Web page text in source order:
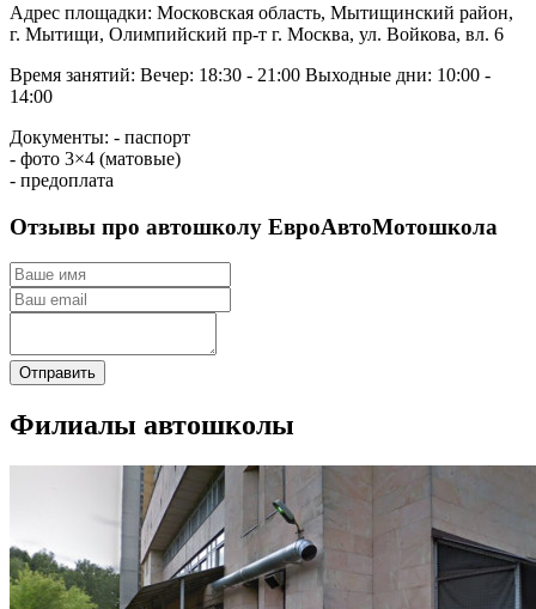
Адрес площадки: Московская область, Мытищинский район,
г. Мытищи, Олимпийский пр-т г. Москва, ул. Войкова, вл. 6
Время занятий: Вечер: 18:30 - 21:00 Выходные дни: 10:00 -
14:00
Документы: - паспорт
- фото 3×4 (матовые)
- предоплата
Отзывы про автошколу ЕвроАвтоМотошкола
Отправить
Филиалы автошколы